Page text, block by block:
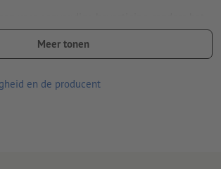
afstand van ca 50 cm.
volgens leesrichting verwerkt
Montagemateriaal
Meer tonen
en de producent